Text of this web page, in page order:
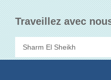
Traveillez avec